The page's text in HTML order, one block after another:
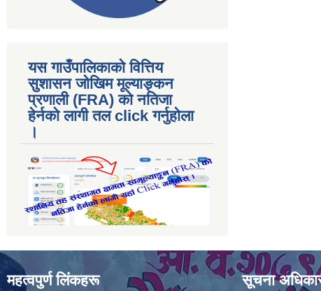
यस गाउँपालिकाकाे वित्तिय
सुशासन जोखिम मूल्याङ्कन
प्रणाली (FRA) काे नतिजा
हेर्नकाे लागी तल click गर्नुहाेला
।
महत्वपुर्ण लिंकहरू
सूचना